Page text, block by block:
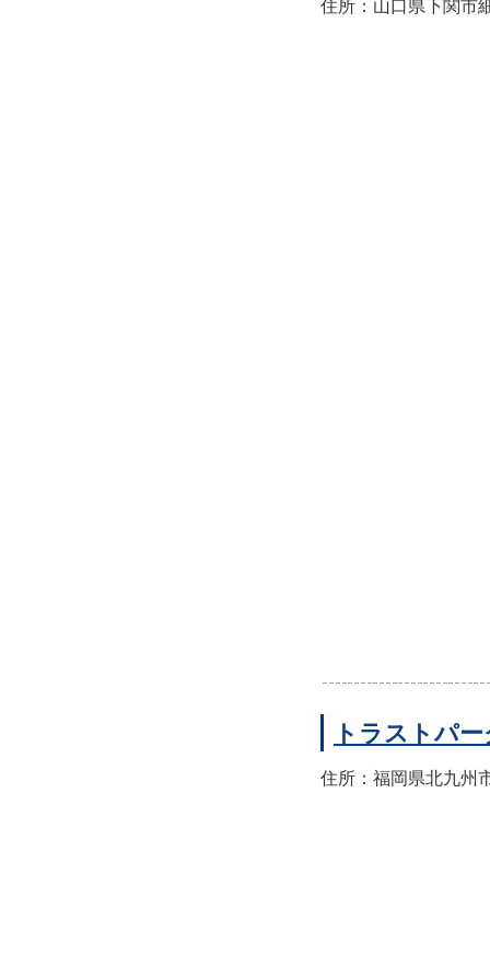
住所：山口県下関市
トラストパ
住所：福岡県北九州